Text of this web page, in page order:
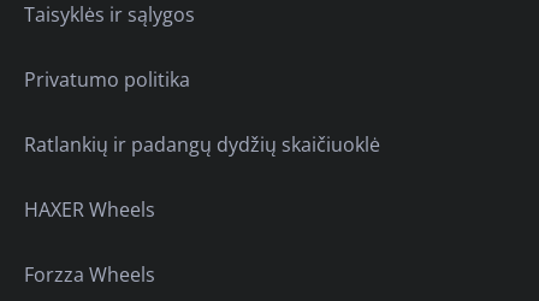
Taisyklės ir sąlygos
Privatumo politika
Ratlankių ir padangų dydžių skaičiuoklė
HAXER Wheels
Forzza Wheels